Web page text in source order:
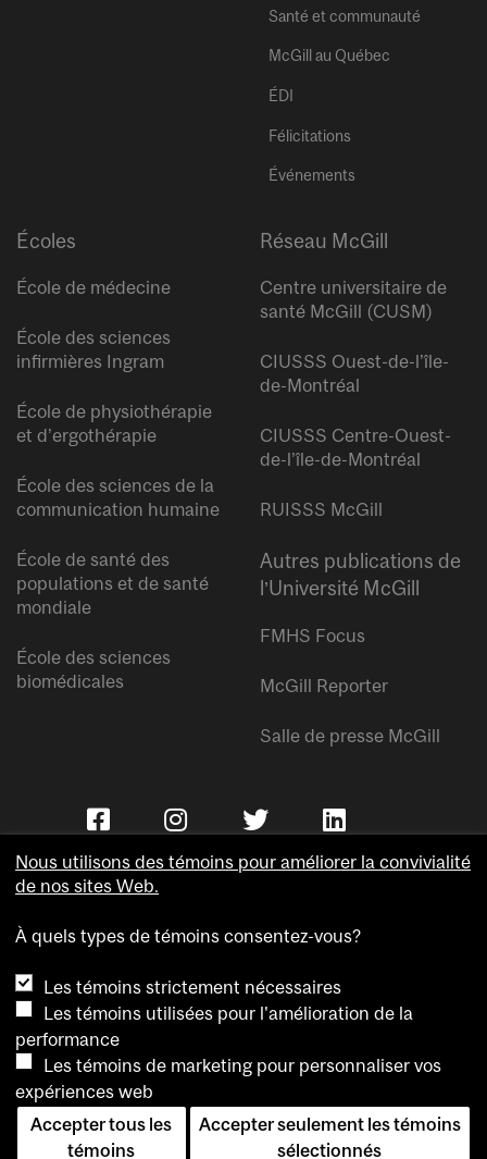
Santé et communauté
McGill au Québec
ÉDI
Félicitations
Événements
Écoles
École de médecine
École des sciences
infirmières Ingram
École de physiothérapie
et d’ergothérapie
École des sciences de la
communication humaine
École de santé des
populations et de santé
mondiale
École des sciences
biomédicales
Réseau McGill
Centre universitaire de
santé McGill (CUSM)
CIUSSS Ouest-de-l’île-
de-Montréal
CIUSSS Centre-Ouest-
de-l’île-de-Montréal
RUISSS McGill
Autres publications de
l’Université McGill
FMHS Focus
McGill Reporter
Salle de presse McGill
Accessibilité
Confidentialité
Avis sur les témoins
Pour nous joindre
Nous utilisons des témoins pour améliorer la convivialité
de nos sites Web.
À quels types de témoins consentez-vous?
Les témoins strictement nécessaires
Les témoins utilisées pour l'amélioration de la
performance
Les témoins de marketing pour personnaliser vos
expériences web
Accepter tous les
témoins
Accepter seulement les témoins
sélectionnés